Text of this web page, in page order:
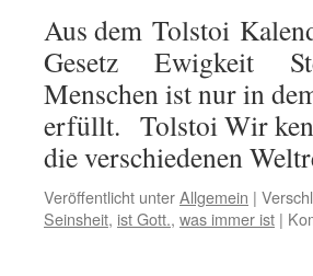
Aus dem Tolstoi
Gesetz Ewigkeit
Menschen ist nur in
erfüllt. Tolstoi Wir
die verschiedenen
Veröffentlicht unterAllgemein |
Seinsheit, ist Gott., was immer ist |